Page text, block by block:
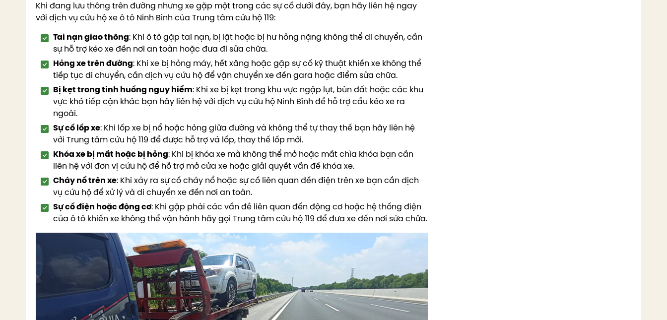
Khi đang lưu thông trên đường nhưng xe gặp một trong các sự cố dưới đây, bạn hãy liên hệ ngay
với dịch vụ cứu hộ xe ô tô Ninh Bình của Trung tâm cứu hộ 119:
Tai nạn giao thông: Khi ô tô gặp tai nạn, bị lật hoặc bị hư hỏng nặng không thể di chuyển, cần
sự hỗ trợ kéo xe đến nơi an toàn hoặc đưa đi sửa chữa.
Hỏng xe trên đường: Khi xe bị hỏng máy, hết xăng hoặc gặp sự cố kỹ thuật khiến xe không thể
tiếp tục di chuyển, cần dịch vụ cứu hộ để vận chuyển xe đến gara hoặc điểm sửa chữa.
Bị kẹt trong tình huống nguy hiểm: Khi xe bị kẹt trong khu vực ngập lụt, bùn đất hoặc các khu
vực khó tiếp cận khác bạn hãy liên hệ với dịch vụ cứu hộ Ninh Bình để hỗ trợ cẩu kéo xe ra
ngoài.
Sự cố lốp xe: Khi lốp xe bị nổ hoặc hỏng giữa đường và không thể tự thay thế bạn hãy liên hệ
với Trung tâm cứu hộ 119 để được hỗ trợ vá lốp, thay thế lốp mới.
Khóa xe bị mất hoặc bị hỏng: Khi bị khóa xe mà không thể mở hoặc mất chìa khóa bạn cần
liên hệ với đơn vị cứu hộ để hỗ trợ mở cửa xe hoặc giải quyết vấn đề khóa xe.
Cháy nổ trên xe: Khi xảy ra sự cố cháy nổ hoặc sự cố liên quan đến điện trên xe bạn cần dịch
vụ cứu hộ để xử lý và di chuyển xe đến nơi an toàn.
Sự cố điện hoặc động cơ: Khi gặp phải các vấn đề liên quan đến động cơ hoặc hệ thống điện
của ô tô khiến xe không thể vận hành hãy gọi Trung tâm cứu hộ 119 để đưa xe đến nơi sửa chữa.